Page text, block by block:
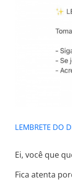
LEMBRETE DO
Ei, você que
Fica atenta